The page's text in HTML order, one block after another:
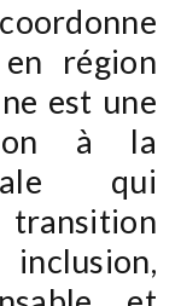
région
est une
à la
qui
transition